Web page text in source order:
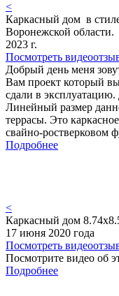
<
Каркасный дом в
Воронежской области.
2023 г.
Посмотреть
Добрый день меня
Вам проект который
сдали в
Линейный размер
террасы. Это
свайно-ростверковом
Подробнее
<
Каркасный дом
17 июня 2020 года
Посмотреть
Посмотрите видео об
Подробнее